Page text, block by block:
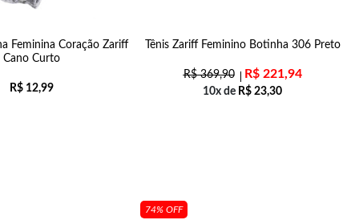
Feminina Coração Zariff
Cano Curto
R$ 12,99
Tênis Zariff Feminino Botinha 306 Preto
R$369,90 R$221,94
10x de R$ 23,30
74% OFF